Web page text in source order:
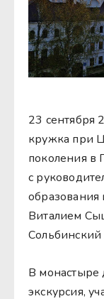
23 сентября
кружка при
поколения в
с
Виталием
В монастыре
экскурсия,